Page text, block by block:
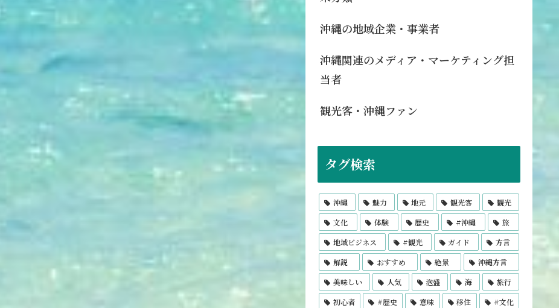
沖縄の地域企業・事業者
沖縄関連のメディア・マーケティング担
当者
観光客・沖縄ファン
タグ検索
沖縄 魅力 地元 観光客
観光
文化
体験 歴史 #沖縄
旅
地域ビジネス
#観光 ガイド
方言
解説
おすすめ 絶景
沖縄方言
美味しい
人気 泡盛 海
旅行
初心者
#歴史 意味 移住
#文化